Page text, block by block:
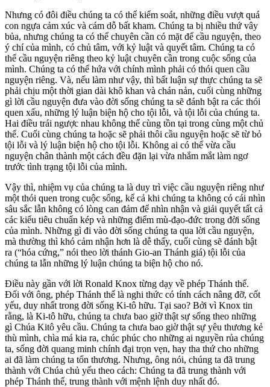
Nhưng có đôi điều chúng ta có thể kiểm soát, những điều vượt quá
con ngựa cảm xúc và cám dỗ bất kham. Chúng ta bị nhiều thứ vây
bủa, nhưng chúng ta có thể chuyên cần có mặt để cầu nguyện, theo
ý chí của mình, có chủ tâm, với kỷ luật và quyết tâm. Chúng ta có
thể cầu nguyện riêng theo kỷ luật chuyên cần trong cuộc sống của
mình. Chúng ta có thể hứa với chính mình phải có thói quen cầu
nguyện riêng. Và, nếu làm như vậy, thì bất luận sự thực chúng ta sẽ
phải chịu một thời gian dài khô khan và chán nản, cuối cùng những
gì lời cầu nguyện đưa vào đời sống chúng ta sẽ đánh bật ra các thói
quen xấu, những lý luận biện hộ cho tội lỗi, và tội lỗi của chúng ta.
Hai điều trái ngược nhau không thể cùng tồn tại trong cùng một chủ
thể. Cuối cùng chúng ta hoặc sẽ phải thôi cầu nguyện hoặc sẽ từ bỏ
tội lỗi và lý luận biện hộ cho tội lỗi. Không ai có thể vừa cầu
nguyện chân thành một cách đều đặn lại vừa nhắm mắt làm ngơ
trước tình trạng tội lỗi của mình.
Vậy thì, nhiệm vụ của chúng ta là duy trì việc cầu nguyện riêng như
một thói quen trong cuộc sống, kể cả khi chúng ta không có cái nhìn
sâu sắc lẫn không có lòng can đảm để nhìn nhận và giải quyết tất cả
các kiểu tiêu chuẩn kép và những điểm mù-đạo-đức trong đời sống
của mình. Những gì đi vào đời sống chúng ta qua lời cầu nguyện,
mà thường thì khó cảm nhận hơn là dễ thấy, cuối cùng sẽ đánh bật
ra (“hóa cứng,” nói theo lời thánh Gio-an Thánh giá) tội lỗi của
chúng ta lẫn những lý luận chúng ta biện hộ cho nó.
Điều này gần với lời Ronald Knox từng dạy về phép Thánh thể.
Đối với ông, phép Thánh thể là nghi thức có tính cách nâng đỡ, cốt
yếu, duy nhất trong đời sống Ki-tô hữu. Tại sao? Bởi vì Knox tin
rằng, là Ki-tô hữu, chúng ta chưa bao giờ thật sự sống theo những
gì Chúa Kitô yêu cầu. Chúng ta chưa bao giờ thật sự yêu thương kẻ
thù mình, chìa má kia ra, chúc phúc cho những ai nguyền rủa chúng
ta, sống đời quang minh chính đại trọn vẹn, hay tha thứ cho những
ai đã làm chúng ta tổn thương. Nhưng, ông nói, chúng ta đã trung
thành với Chúa chủ yếu theo cách: Chúng ta đã trung thành với
phép Thánh thể, trung thành với mệnh lệnh duy nhất đó.